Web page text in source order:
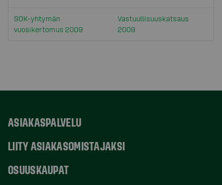
SOK-yhtymän
vuosikertomus 2009
Vastuullisuuskatsaus
2009
ASIAKASPALVELU
LIITY ASIAKASOMISTAJAKSI
OSUUSKAUPAT